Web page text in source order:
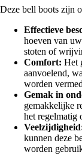
Deze bell boots zijn
Effectieve
hoeven van
stoten of
Comfort: Het
aanvoelend,
worden
Gemak in
gemakkelijke
het regelmatig
kunnen deze
worden